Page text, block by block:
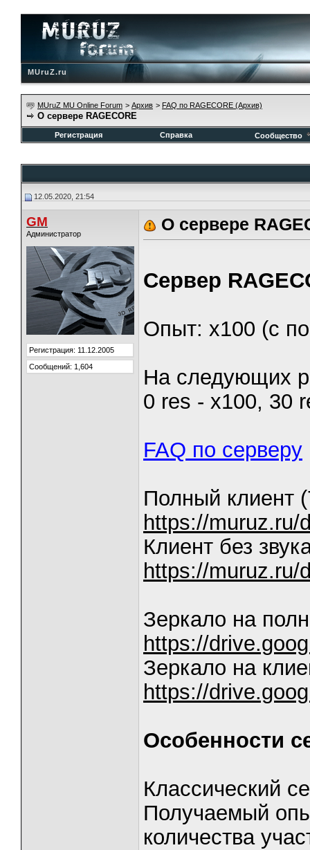
MUruZ.ru
MUruZ MU Online Forum > Архив > FAQ по RAGECORE (Архив)
О сервере RAGECORE
Регистрация Справка Сообщество
12.05.2020, 21:54
GM
Администратор
Регистрация: 11.12.2005
Сообщений: 1,604
О сервере
Сервер
Опыт: х100 (с
На следующих
0 res - x100, 30
FAQ по серверу
Полный клиент
https://muruz.ru/
Клиент без
https://muruz.ru/
Зеркало на
https://
Зеркало на
https://
Особенности
Классический
Получаемый
количества